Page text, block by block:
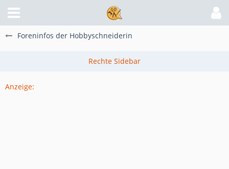
Foreninfos der Hobbyschneiderin
Anzeige: